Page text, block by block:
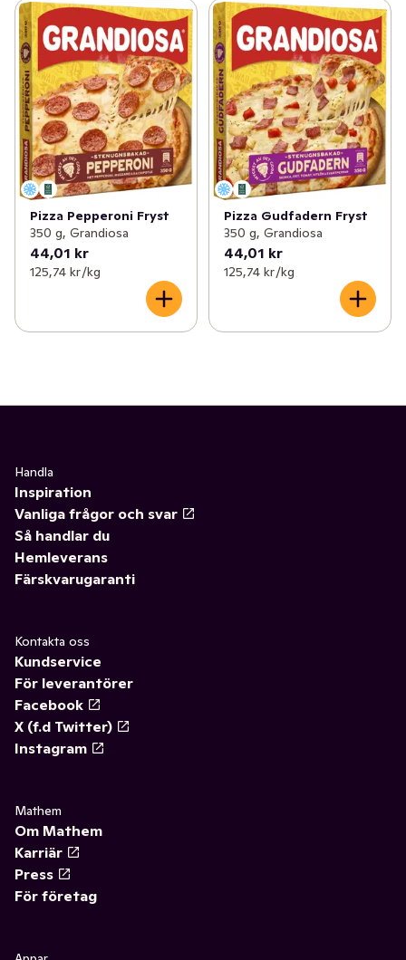
Pizza Pepperoni Fryst
350 g, Grandiosa
44,01 kr
125,74 kr /kg
Pizza Gudfadern Fryst
350 g, Grandiosa
44,01 kr
125,74 kr /kg
Handla
Inspiration
Vanliga frågor och svar
Så handlar du
Hemleverans
Färskvarugaranti
Kontakta oss
Kundservice
För leverantörer
Facebook
X (f.d Twitter)
Instagram
Mathem
Om Mathem
Karriär
Press
För företag